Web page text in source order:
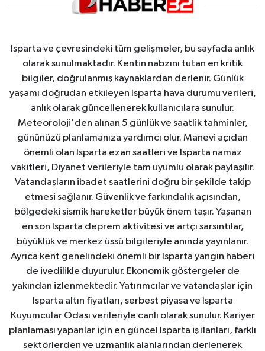
Isparta ve çevresindeki tüm gelişmeler, bu sayfada anlık
olarak sunulmaktadır. Kentin nabzını tutan en kritik
bilgiler, doğrulanmış kaynaklardan derlenir. Günlük
yaşamı doğrudan etkileyen Isparta hava durumu verileri,
anlık olarak güncellenerek kullanıcılara sunulur.
Meteoroloji'den alınan 5 günlük ve saatlik tahminler,
gününüzü planlamanıza yardımcı olur. Manevi açıdan
önemli olan Isparta ezan saatleri ve Isparta namaz
vakitleri, Diyanet verileriyle tam uyumlu olarak paylaşılır.
Vatandaşların ibadet saatlerini doğru bir şekilde takip
etmesi sağlanır. Güvenlik ve farkındalık açısından,
bölgedeki sismik hareketler büyük önem taşır. Yaşanan
en son Isparta deprem aktivitesi ve artçı sarsıntılar,
büyüklük ve merkez üssü bilgileriyle anında yayınlanır.
Ayrıca kent genelindeki önemli bir Isparta yangın haberi
de ivedilikle duyurulur. Ekonomik göstergeler de
yakından izlenmektedir. Yatırımcılar ve vatandaşlar için
Isparta altın fiyatları, serbest piyasa ve Isparta
Kuyumcular Odası verileriyle canlı olarak sunulur. Kariyer
planlaması yapanlar için en güncel Isparta iş ilanları, farklı
sektörlerden ve uzmanlık alanlarından derlenerek